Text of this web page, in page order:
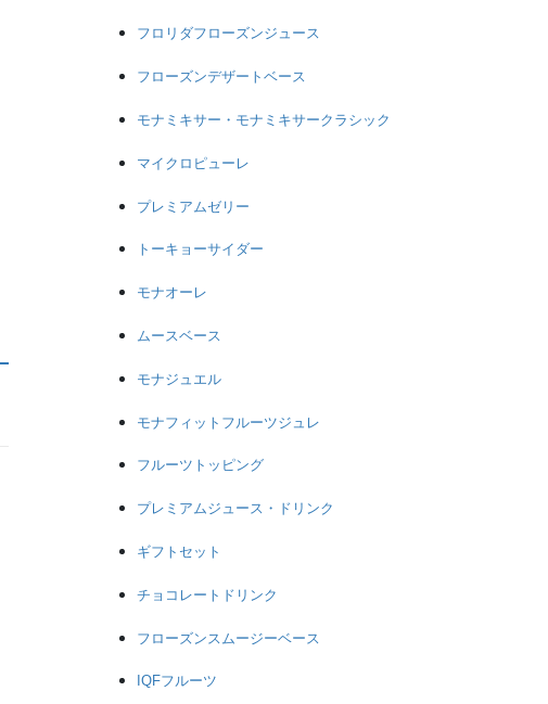
フロリダフローズンジュース
フローズンデザートベース
モナミキサー・モナミキサークラシック
マイクロピューレ
プレミアムゼリー
トーキョーサイダー
モナオーレ
ムースベース
モナジュエル
モナフィットフルーツジュレ
フルーツトッピング
プレミアムジュース・ドリンク
ギフトセット
チョコレートドリンク
フローズンスムージーベース
IQFフルーツ